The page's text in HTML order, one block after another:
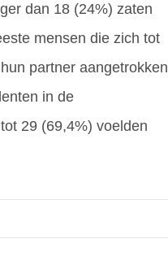
dan 18 (24%) zaten
mensen die zich tot
partner aangetrokken
in de
29 (69,4%) voelden